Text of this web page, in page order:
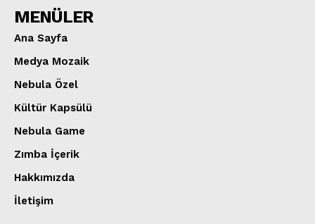
MENÜLER
Ana Sayfa
Medya Mozaik
Nebula Özel
Kültür Kapsülü
Nebula Game
Zımba İçerik
Hakkımızda
İletişim